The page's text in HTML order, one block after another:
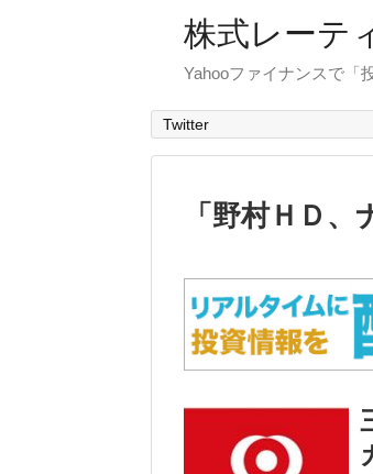
株式レーテ
Yahooファイナンスで「
Twitter
「 野村ＨＤ、